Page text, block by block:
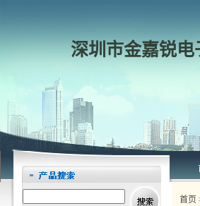
深圳市金嘉锐电
首页